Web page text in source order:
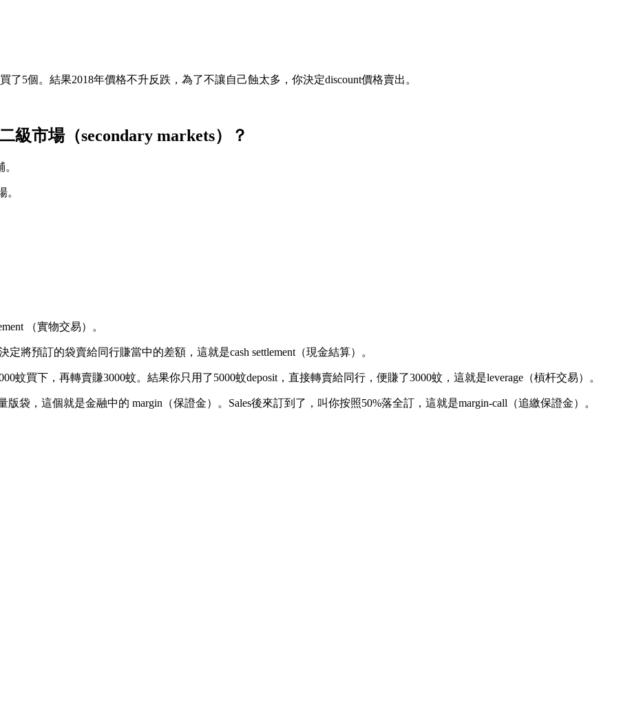
了5個。結果2018年價格不升反跌，為了不讓自己蝕太多，你決定discount價格賣出。
市場（secondary markets）？
。
（實物交易）。
將預訂的袋賣給同行賺當中的差額，這就是cash settlement（現金結算）。
蚊買下，再轉賣賺3000蚊。結果你只用了5000蚊deposit，直接轉賣給同行，便賺了3000蚊，這就是leverage（槓杆交易）。
袋，這個就是金融中的 margin（保證金）。Sales後來訂到了，叫你按照50%落全訂，這就是margin-call（追繳保證金）。